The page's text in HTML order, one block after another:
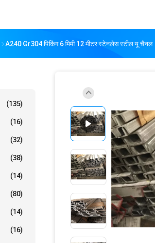
A240 Gr304 पिकिंग 6 मिमी 12 मीटर स्टेनलेस स्टील यू चैनल
(135)
(16)
(32)
(38)
(14)
(80)
(14)
(16)